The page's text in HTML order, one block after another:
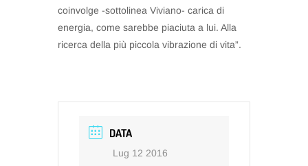
coinvolge -sottolinea Viviano- carica di
energia, come sarebbe piaciuta a lui. Alla
ricerca della più piccola vibrazione di vita”.
DATA
Lug 12 2016